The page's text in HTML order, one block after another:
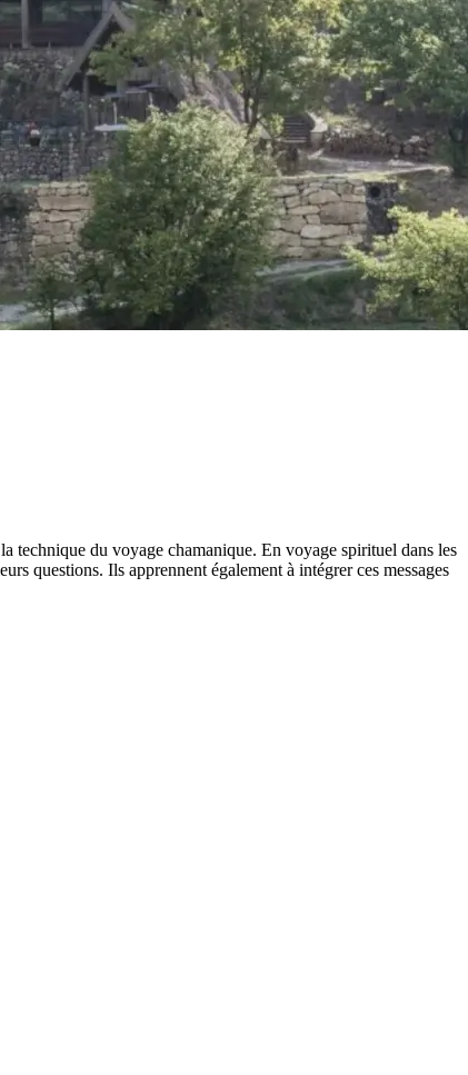
technique du voyage chamanique. En voyage spirituel dans les
questions. Ils apprennent également à intégrer ces messages